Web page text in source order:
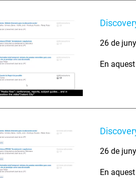
26 de
En
26 de
En